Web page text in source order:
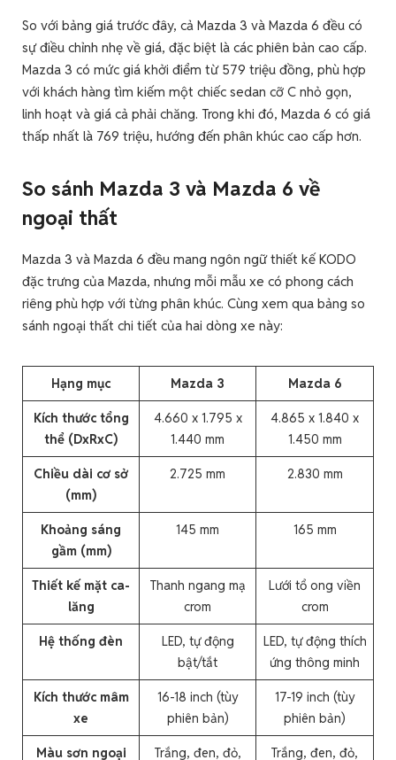
So với bảng giá trước đây, cả Mazda 3 và Mazda 6 đều có
sự điều chỉnh nhẹ về giá, đặc biệt là các phiên bản cao cấp.
Mazda 3 có mức giá khởi điểm từ 579 triệu đồng, phù hợp
với khách hàng tìm kiếm một chiếc sedan cỡ C nhỏ gọn,
linh hoạt và giá cả phải chăng. Trong khi đó, Mazda 6 có giá
thấp nhất là 769 triệu, hướng đến phân khúc cao cấp hơn.
So sánh Mazda 3 và Mazda 6 về
ngoại thất
Mazda 3 và Mazda 6 đều mang ngôn ngữ thiết kế KODO
đặc trưng của Mazda, nhưng mỗi mẫu xe có phong cách
riêng phù hợp với từng phân khúc. Cùng xem qua bảng so
sánh ngoại thất chi tiết của hai dòng xe này:
Hạng mục Mazda 3 Mazda 6
Kích thước tổng
thể (DxRxC)
4.660 x 1.795 x
1.440 mm
4.865 x 1.840 x
1.450 mm
Chiều dài cơ sở
(mm)
2.725 mm 2.830 mm
Khoảng sáng
gầm (mm)
145 mm 165 mm
Thiết kế mặt ca-
lăng
Thanh ngang mạ
crom
Lưới tổ ong viền
crom
Hệ thống đèn
LED, tự động
bật/tắt
LED, tự động thích
ứng thông minh
Kích thước mâm
xe
16-18 inch (tùy
phiên bản)
17-19 inch (tùy
phiên bản)
Màu sơn ngoại Trắng, đen, đỏ, Trắng, đen, đỏ,